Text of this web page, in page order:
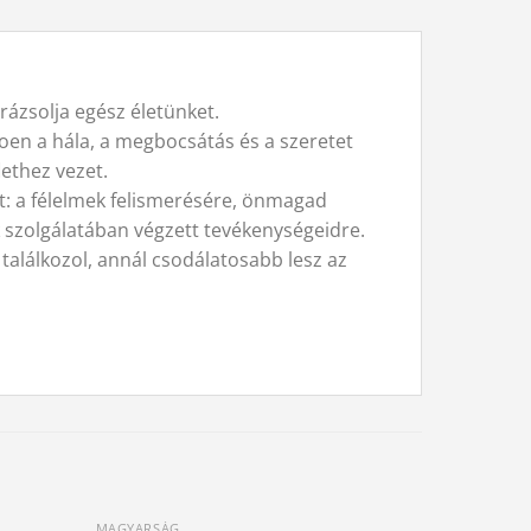
egész életünket.
a hála, a megbocsátás és a szeretet
vezet.
a félelmek felismerésére, önmagad
végzett tevékenységeidre.
annál csodálatosabb lesz az